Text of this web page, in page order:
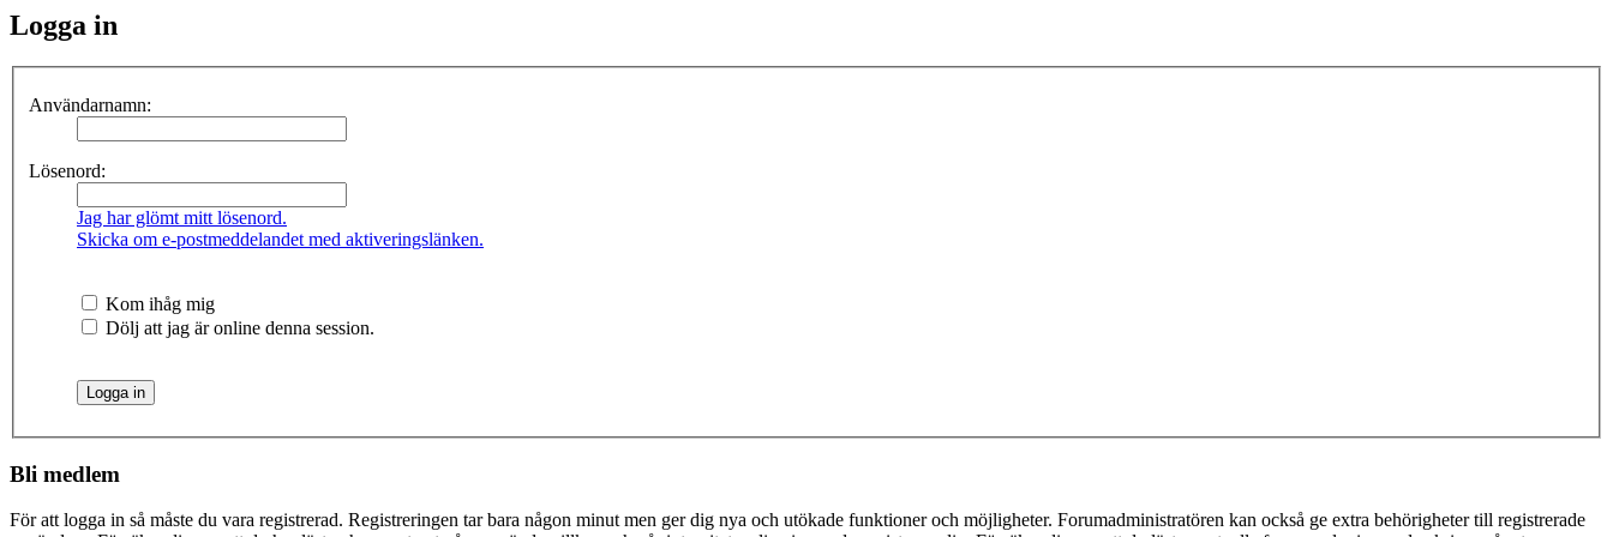
Logga in
Användarnamn:
Lösenord:
Jag har glömt mitt lösenord.
Skicka om e-postmeddelandet med aktiveringslänken.
Kom ihåg mig
Dölj att jag är online denna session.
Bli medlem
För att logga in så måste du vara registrerad. Registreringen tar bara någon minut men ger dig nya och utökade funktioner och möjligheter. Forumadministratören kan också ge extra behörigheter till registrerade